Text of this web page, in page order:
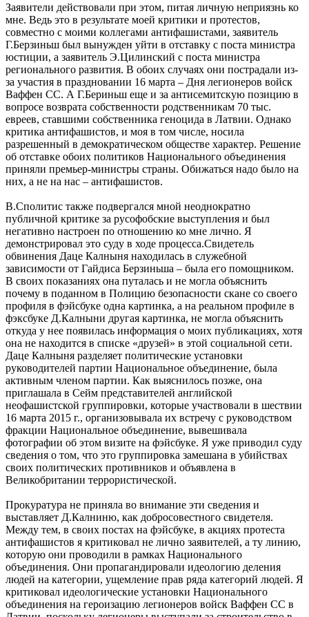
Заявители действовали при этом, питая личную неприязнь ко
мне. Ведь это в результате моей критики и протестов,
совместно с моими коллегами антифашистами, заявитель
Г.Берзиньш был вынужден уйти в отставку с поста министра
юстиции, а заявитель Э.Цилинский с поста министра
регионального развития. В обоих случаях они пострадали из-
за участия в праздновании 16 марта – Дня легионеров войск
Ваффен СС. А Г.Бериньш еще и за антисемитскую позицию в
вопросе возврата собственности родственникам 70 тыс.
евреев, ставшими собственника геноцида в Латвии. Однако
критика антифашистов, и моя в том числе, носила
разрешенный в демократическом обществе характер. Решение
об отставке обоих политиков Национального объединения
приняли премьер-министры страны. Обижаться надо было на
них, а не на нас – антифашистов.
В.Сполитис также подвергался мной неоднократно
публичной критике за русофобские выступления и был
негативно настроен по отношению ко мне лично. Я
демонстрировал это суду в ходе процесса.Свидетель
обвинения Даце Калныня находилась в служебной
зависимости от Гайдиса Берзиньша – была его помощником.
В своих показаниях она путалась и не могла объяснить
почему в поданном в Полицию безопасности скане со своего
профиля в фэйсбуке одна картинка, а на реальном профиле в
фэксбуке Д.Калныни другая картинка, не могла объяснить
откуда у нее появилась информация о моих публикациях, хотя
она не находится в списке «друзей» в этой социальной сети.
Даце Калныня разделяет политические установки
руководителей партии Национальное объединение, была
активным членом партии. Как выяснилось позже, она
приглашала в Сейм представителей английской
неофашистской группировки, которые участвовали в шествии
16 марта 2015 г., организовывала их встречу с руководством
фракции Национальное объединение, вывешивала
фотографии об этом визите на фэйсбуке. Я уже приводил суду
сведения о том, что это группировка замешана в убийствах
своих политических противников и объявлена в
Великобритании террористической.
Прокуратура не приняла во внимание эти сведения и
выставляет Д.Калниню, как добросовестного свидетеля.
Между тем, в своих постах на фэйсбуке, в акциях протеста
антифашистов я критиковал не лично заявителей, а ту линию,
которую они проводили в рамках Национального
объединения. Они пропагандировали идеологию деления
людей на категории, ущемление прав ряда категорий людей. Я
критиковал идеологические установки Национального
объединения на героизацию легионеров войск Ваффен СС в